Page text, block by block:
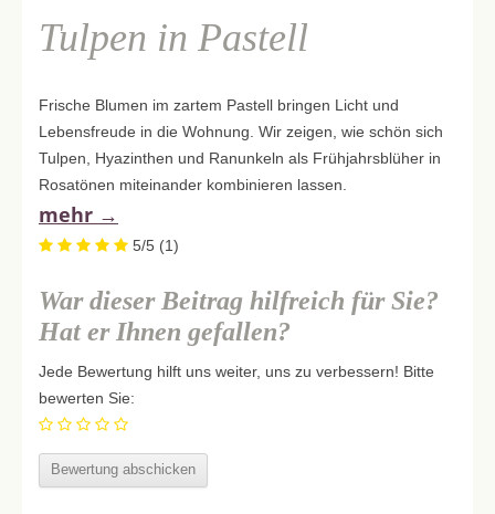
Tulpen in Pastell
Frische Blumen im zartem Pastell bringen Licht und
Lebensfreude in die Wohnung. Wir zeigen, wie schön sich
Tulpen, Hyazinthen und Ranunkeln als Frühjahrsblüher in
Rosatönen miteinander kombinieren lassen.
mehr →
5/5 (1)
War dieser Beitrag hilfreich für Sie?
Hat er Ihnen gefallen?
Jede Bewertung hilft uns weiter, uns zu verbessern! Bitte
bewerten Sie: